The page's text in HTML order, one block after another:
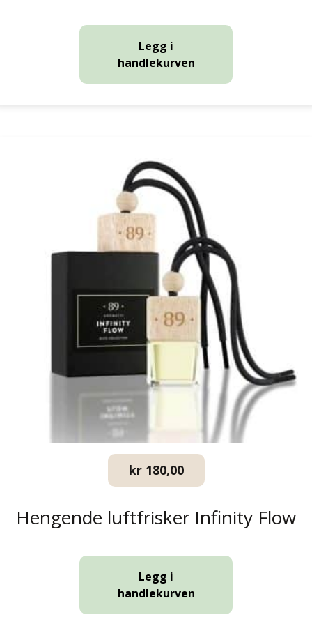
Legg i
handlekurven
kr180,00
Hengende luftfrisker Infinity Flow
Legg i
handlekurven